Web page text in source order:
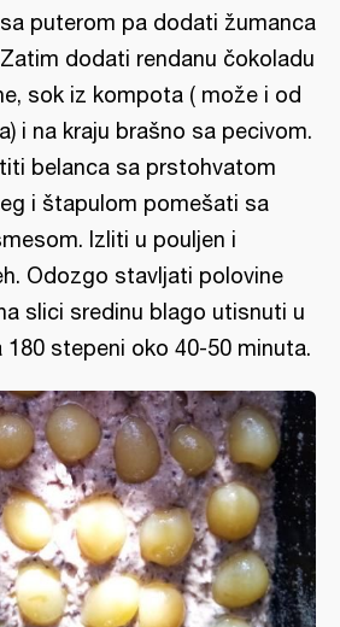
puterom pa dodati žumanca
dodati rendanu čokoladu
sok iz kompota ( može i od
i na kraju brašno sa pecivom.
belanca sa prstohvatom
i štapulom pomešati sa
Izliti u pouljen i
Odozgo stavljati polovine
slici sredinu blago utisnuti u
180 stepeni oko 40-50 minuta.